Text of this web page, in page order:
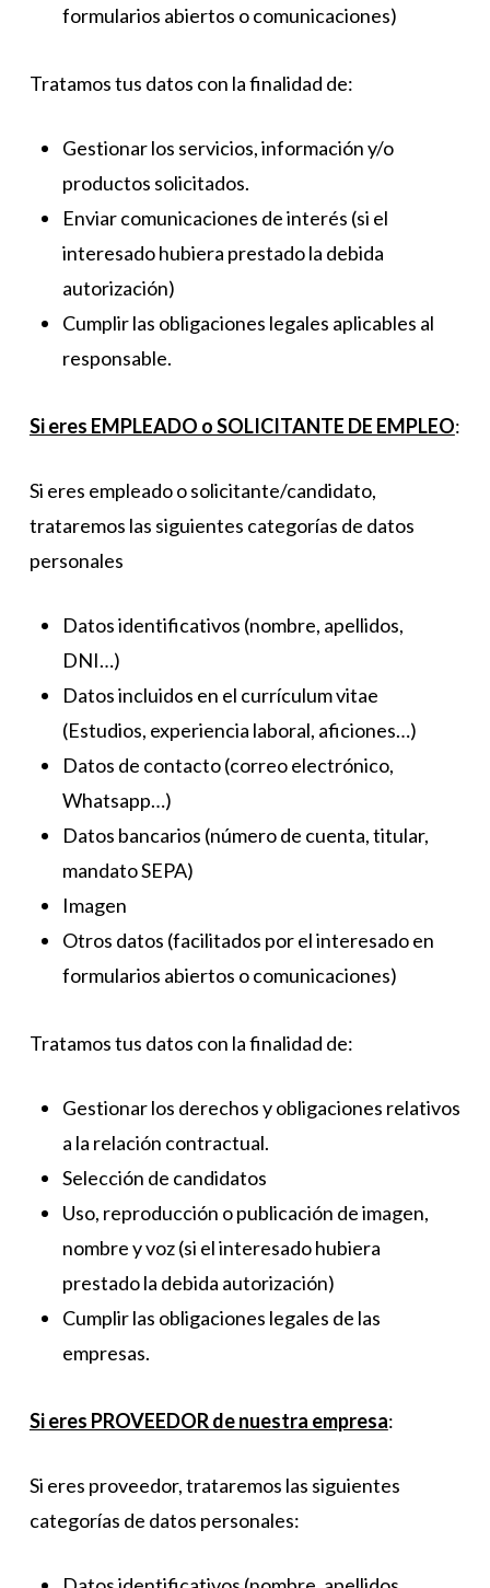
formularios abiertos o comunicaciones)
Tratamos tus datos con la finalidad de:
Gestionar los servicios, información y/o
productos solicitados.
Enviar comunicaciones de interés (si el
interesado hubiera prestado la debida
autorización)
Cumplir las obligaciones legales aplicables al
responsable.
Si eres EMPLEADO o SOLICITANTE DE EMPLEO:
Si eres empleado o solicitante/candidato,
trataremos las siguientes categorías de datos
personales
Datos identificativos (nombre, apellidos,
DNI…)
Datos incluidos en el currículum vitae
(Estudios, experiencia laboral, aficiones…)
Datos de contacto (correo electrónico,
Whatsapp…)
Datos bancarios (número de cuenta, titular,
mandato SEPA)
Imagen
Otros datos (facilitados por el interesado en
formularios abiertos o comunicaciones)
Tratamos tus datos con la finalidad de:
Gestionar los derechos y obligaciones relativos
a la relación contractual.
Selección de candidatos
Uso, reproducción o publicación de imagen,
nombre y voz (si el interesado hubiera
prestado la debida autorización)
Cumplir las obligaciones legales de las
empresas.
Si eres PROVEEDOR de nuestra empresa:
Si eres proveedor, trataremos las siguientes
categorías de datos personales: